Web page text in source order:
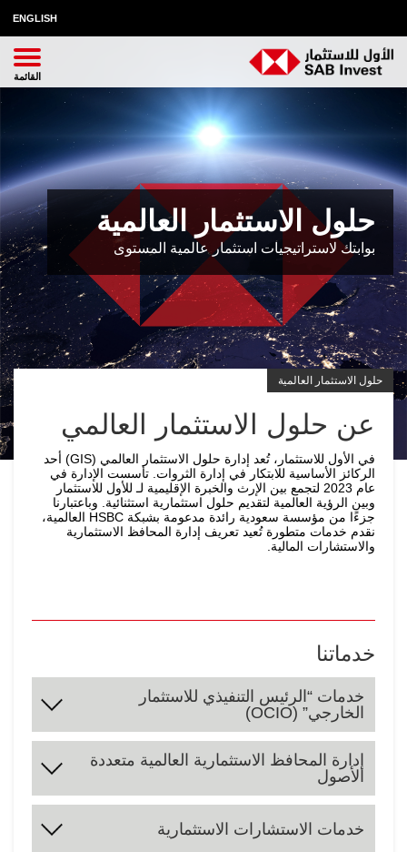
ENGLISH
حلول الاستثمار العالمية
بوابتك لاستراتيجيات استثمار عالمية المستوى
حلول الاستثمار العالمية
عن حلول الاستثمار العالمي
في الأول للاستثمار، تُعد إدارة حلول الاستثمار العالمي (GIS) أحد
الركائز الأساسية للابتكار في إدارة الثروات. تأسست الإدارة في
عام 2023 لتجمع بين الإرث والخبرة الإقليمية لـ للأول للاستثمار
وبين الرؤية العالمية لتقديم حلول استثمارية استثنائية. وباعتبارنا
جزءًا من مؤسسة سعودية رائدة مدعومة بشبكة HSBC العالمية،
نقدم خدمات متطورة تُعيد تعريف إدارة المحافظ الاستثمارية
والاستشارات المالية.
خدماتنا
خدمات “الرئيس التنفيذي للاستثمار
الخارجي” (OCIO)
نوفّر حلولًا متكاملة لإدارة المحافظ الاستثمارية مصممة
خصيصًا لتلبية احتياجاتك:
إعداد سياسيات الاستثمار (IPS) بما يتوافق مع أهدافك.
التوزيع الاستراتيجي والتكتيكي للأصول لتحقيق التنويع
إدارة المحافظ الاستثمارية العالمية متعددة
الأصول
تستثمر في الأسهم والأدوات المالية ذات الدخل الدوري،
خدمات الاستشارات الاستثمارية